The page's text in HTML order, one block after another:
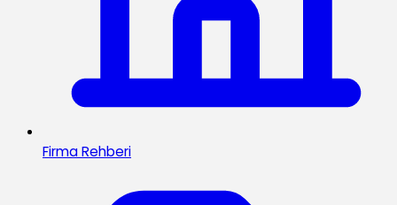
Firma Rehberi